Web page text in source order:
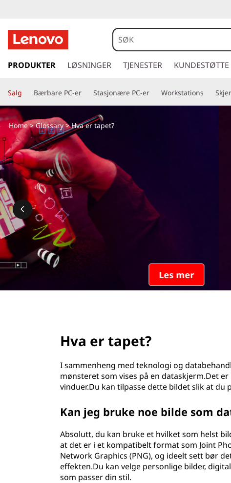
å
l
h
o
v
d
i
n
n
h
o
l
d
PRODUKTER LØSNINGER TJENESTER KUNDESTØTTE
Salg Bærbare PC-er Stasjonære PC-er Workstations
Home>Glossary> Hva er tapet?
Hva er tapet?
I sammenheng med teknologi og
mønsteret som vises på en dataskjerm.Det
vinduer.Du kan tilpasse dette bildet slik at du
Kan jeg bruke noe bilde som
Absolutt, du kan bruke et hvilket som helst
at det er i et kompatibelt format som Joint
Network Graphics (PNG), og ideelt sett bør
effekten.Du kan velge personlige bilder,
som passer din stil.